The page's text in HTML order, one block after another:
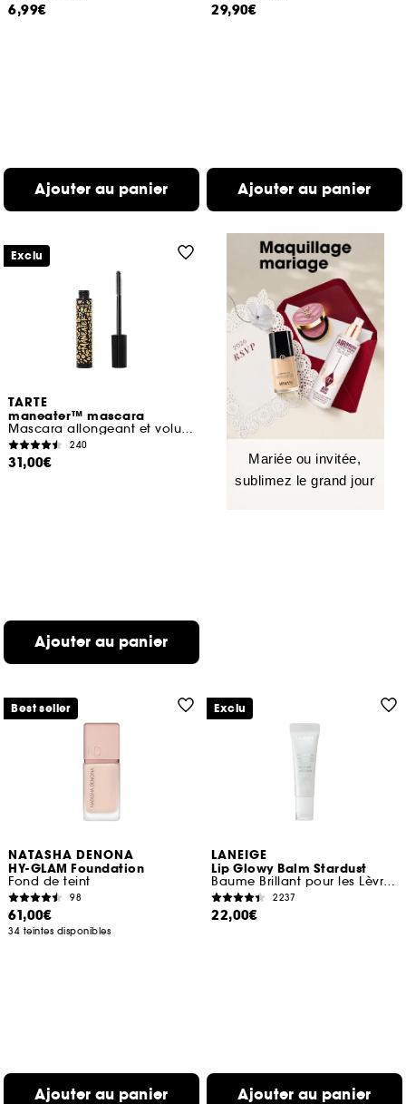
6,99€
Ajouter au panier
29,90€
Ajouter au panier
TARTE
maneater™ mascara
Mascara allongeant et volumisant
240
31,00€
Ajouter au panier
Exclu
Mariée ou invitée,
sublimez le grand jour
NATASHA DENONA
HY-GLAM Foundation
Fond de teint
98
61,00€
34 teintes disponibles
Ajouter au panier
Best seller
LANEIGE
Lip Glowy Balm Stardust
Baume Brillant pour les Lèvres (Édition Limitée)
2237
22,00€
Ajouter au panier
Exclu